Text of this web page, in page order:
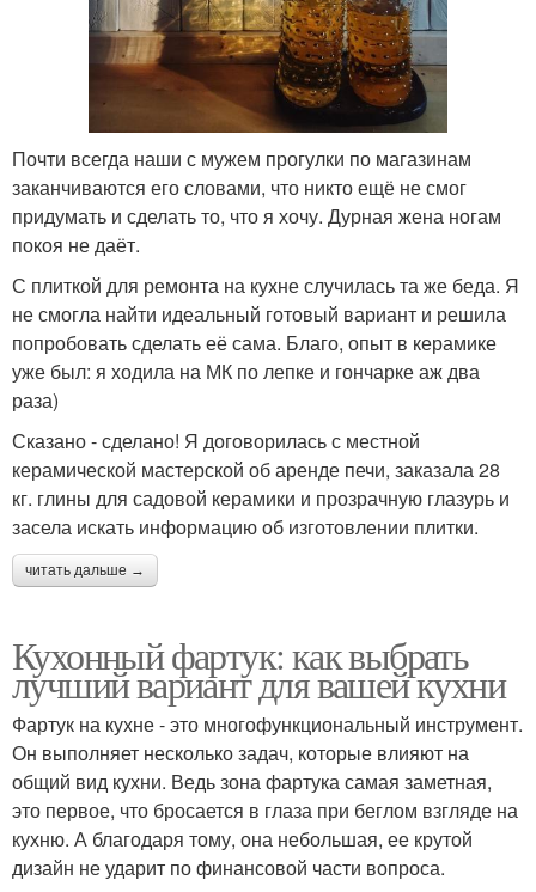
Почти всегда наши с мужем прогулки по магазинам
заканчиваются его словами, что никто ещё не смог
придумать и сделать то, что я хочу. Дурная жена ногам
покоя не даёт.
С плиткой для ремонта на кухне случилась та же беда. Я
не смогла найти идеальный готовый вариант и решила
попробовать сделать её сама. Благо, опыт в керамике
уже был: я ходила на МК по лепке и гончарке аж два
раза)
Сказано - сделано! Я договорилась с местной
керамической мастерской об аренде печи, заказала 28
кг. глины для садовой керамики и прозрачную глазурь и
засела искать информацию об изготовлении плитки.
читать дальше →
Кухонный фартук: как выбрать
лучший вариант для вашей кухни
Фартук на кухне - это многофункциональный инструмент.
Он выполняет несколько задач, которые влияют на
общий вид кухни. Ведь зона фартука самая заметная,
это первое, что бросается в глаза при беглом взгляде на
кухню. А благодаря тому, она небольшая, ее крутой
дизайн не ударит по финансовой части вопроса.